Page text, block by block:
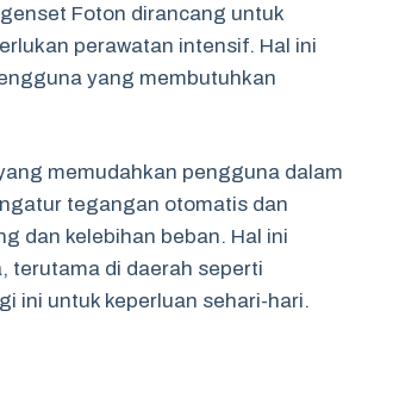
Foton dirancang untuk
perawatan intensif. Hal ini
yang membutuhkan
memudahkan pengguna dalam
tegangan otomatis dan
dan kelebihan beban. Hal ini
terutama di daerah seperti
ini untuk keperluan sehari-hari.